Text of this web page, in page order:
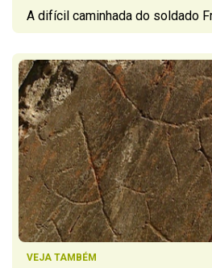
A difícil caminhada do soldado
VEJA TAMBÉM